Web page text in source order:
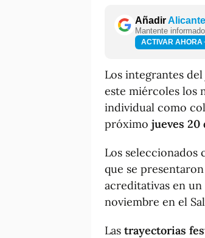
Añadir
Mantente
ACTIVAR AHORA
Los integrantes
este miércoles los
individual como
próximo jueves 20
Los seleccionados
que se
acreditativas en un
noviembre en el
Las trayectorias